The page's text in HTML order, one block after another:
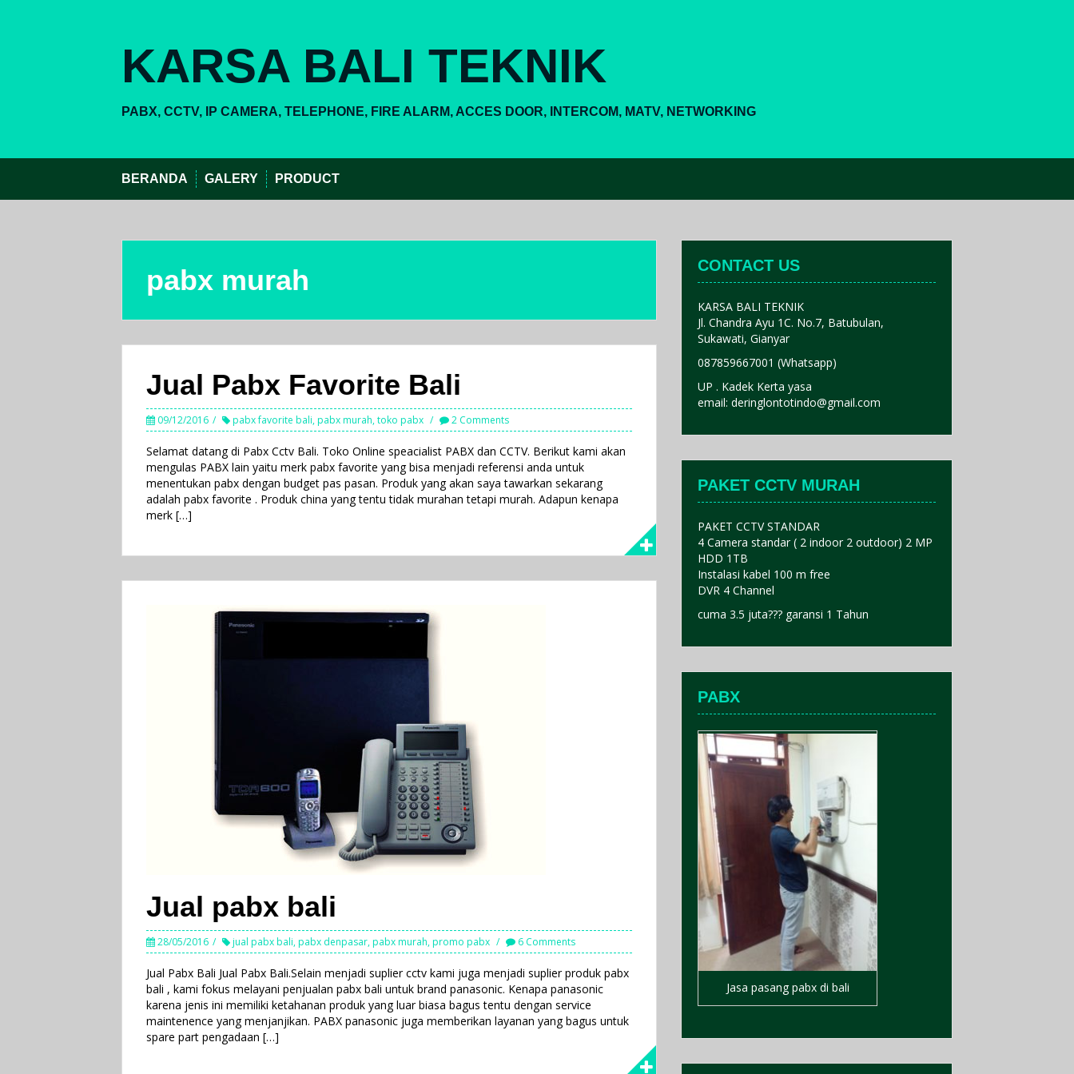
KARSA BALI TEKNIK
PABX, CCTV, IP CAMERA, TELEPHONE, FIRE ALARM, ACCES DOOR, INTERCOM, MATV, NETWORKING
BERANDA GALERY PRODUCT
pabx murah
Jual Pabx Favorite Bali
09/12/2016 pabx favorite bali,pabx murah,toko pabx 2 Comments
Selamat datang di Pabx Cctv Bali. Toko Online speacialist PABX dan CCTV. Berikut kami akan
mengulas PABX lain yaitu merk pabx favorite yang bisa menjadi referensi anda untuk
menentukan pabx dengan budget pas pasan. Produk yang akan saya tawarkan sekarang
adalah pabx favorite . Produk china yang tentu tidak murahan tetapi murah. Adapun kenapa
merk […]
Jual pabx bali
28/05/2016 jual pabx bali,pabx denpasar,pabx murah,promo pabx 6 Comments
Jual Pabx Bali Jual Pabx Bali.Selain menjadi suplier cctv kami juga menjadi suplier produk pabx
bali , kami fokus melayani penjualan pabx bali untuk brand panasonic. Kenapa panasonic
karena jenis ini memiliki ketahanan produk yang luar biasa bagus tentu dengan service
maintenence yang menjanjikan. PABX panasonic juga memberikan layanan yang bagus untuk
spare part pengadaan […]
CONTACT US
KARSA BALI TEKNIK
Jl. Chandra Ayu 1C. No.7, Batubulan,
Sukawati, Gianyar
087859667001 (Whatsapp)
UP . Kadek Kerta yasa
email: deringlontotindo@gmail.com
PAKET CCTV MURAH
PAKET CCTV STANDAR
4 Camera standar ( 2 indoor 2 outdoor) 2 MP
HDD 1TB
Instalasi kabel 100 m free
DVR 4 Channel
cuma 3.5 juta??? garansi 1 Tahun
PABX
Jasa pasang pabx di bali